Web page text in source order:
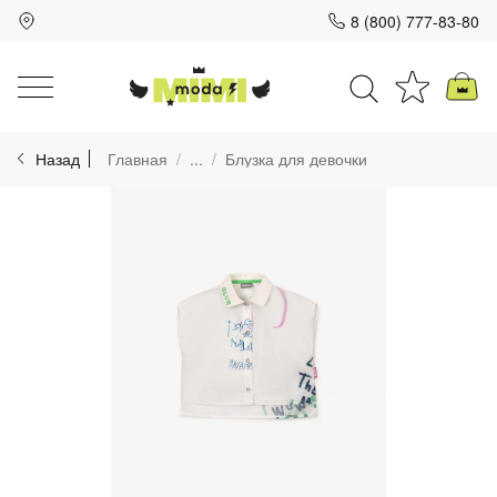
8 (800) 777-83-80
Назад Главная ... Блузка для девочки
Для клиентов всех банков
Разбейте